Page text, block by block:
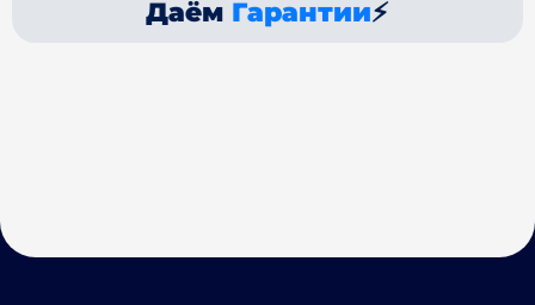
Даём Гарантии⚡